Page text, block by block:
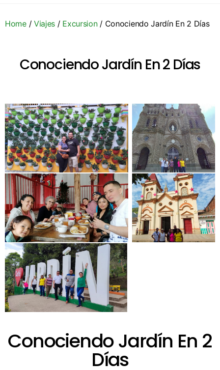
Home/ Viajes / Excursion/ Conociendo Jardín En 2 Días
Conociendo Jardín En 2 Días
Conociendo Jardín En 2
Días